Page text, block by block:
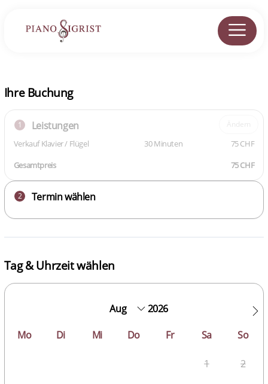
Tag & Uhrzeit wählen
2026
Mo
Di Mi Do Fr Sa So
1 2
Ihre Buchung
1 Leistungen
Verkauf Klavier / Flügel 30 Minuten
75 CHF
Gesamtpreis
75 CHF
2 Termin wählen